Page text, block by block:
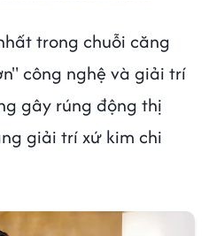
trong chuỗi căng
công nghệ và giải trí
gây rúng động thị
giải trí xứ kim chi